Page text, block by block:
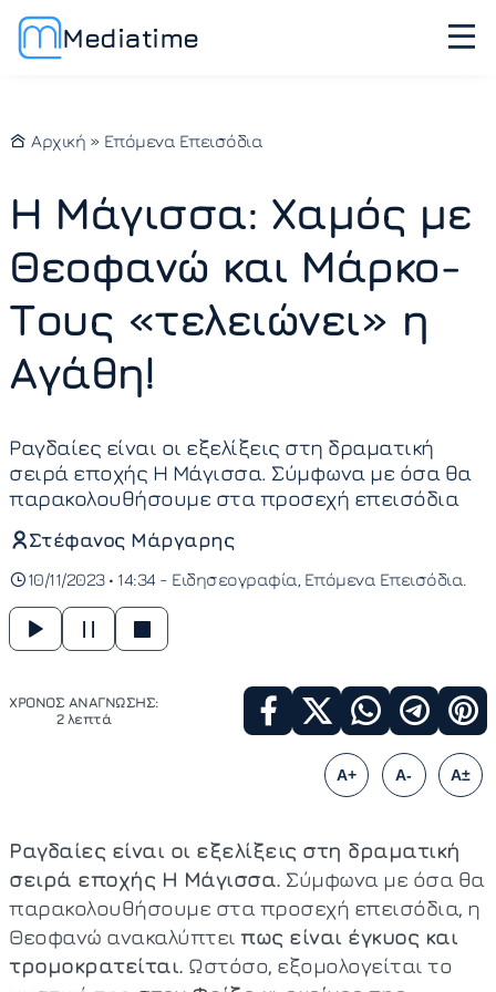
Mediatime
Αρχική » Επόμενα Επεισόδια
Η Μάγισσα: Χαμός με
Θεοφανώ και Μάρκο-
Τους «τελειώνει» η
Αγάθη!
Ραγδαίες είναι οι εξελίξεις στη δραματική
σειρά εποχής Η Μάγισσα. Σύμφωνα με όσα θα
παρακολουθήσουμε στα προσεχή επεισόδια
Στέφανος Μάργαρης
10/11/2023 • 14:34 - Ειδησεογραφία Επόμενα Επεισόδια
ΧΡΟΝΟΣ ΑΝΑΓΝΩΣΗΣ:
2 λεπτά
A+ A- A±
Ραγδαίες είναι οι εξελίξεις στη δραματική
σειρά εποχής Η Μάγισσα. Σύμφωνα με όσα θα
παρακολουθήσουμε στα προσεχή επεισόδια, η
Θεοφανώ ανακαλύπτει πως είναι έγκυος και
τρομοκρατείται. Ωστόσο, εξομολογείται το